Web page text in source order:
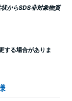
からSDS非対象物質
する場合がありま